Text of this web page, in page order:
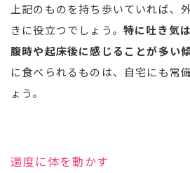
上記のものを持ち歩いていれば、
きに役立つでしょう。 特に吐き気
腹時や起床後に感じることが多い
に食べられるものは、自宅にも常
ょう。
適度に体を動かす